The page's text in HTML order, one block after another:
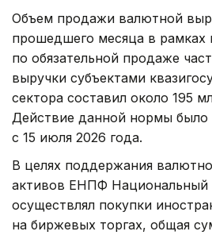
Объем продажи валютной
прошедшего месяца в рамках
по обязательной продаже
выручки субъектами
сектора составил около 195
Действие данной нормы было
с 15 июля 2026 года.
В целях поддержания
активов ЕНПФ Национальный
осуществлял покупки
на биржевых торгах, общая